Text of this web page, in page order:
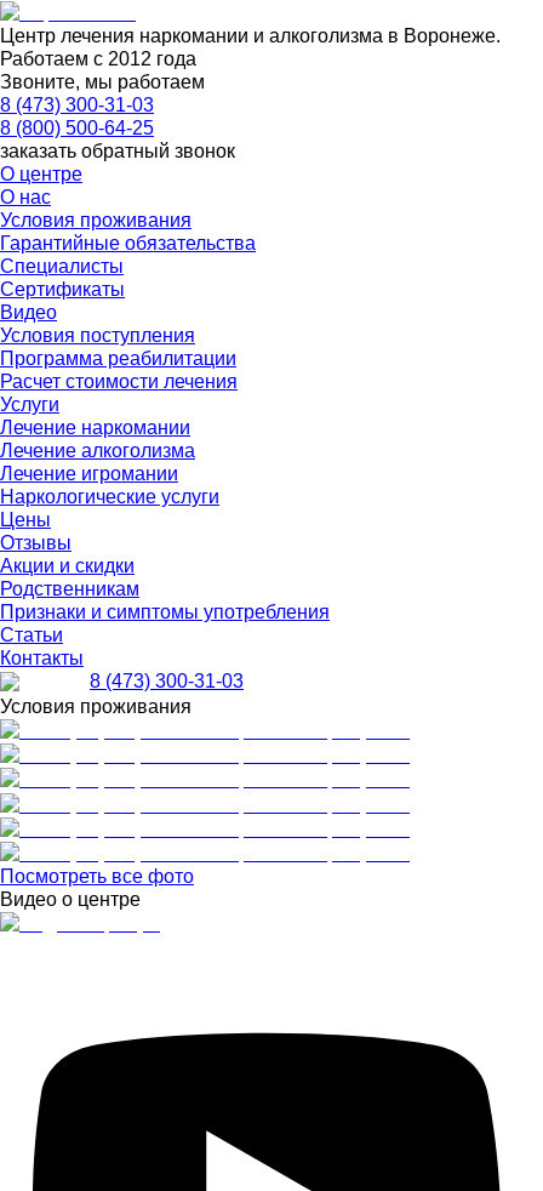
Центр лечения наркомании и алкоголизма в Воронеже.
Работаем с 2012 года
Звоните, мы работаем
8 (473) 300-31-03
8 (800) 500-64-25
заказать обратный звонок
О центре
О нас
Условия проживания
Гарантийные обязательства
Специалисты
Сертификаты
Видео
Условия поступления
Программа реабилитации
Расчет стоимости лечения
Услуги
Лечение наркомании
Лечение алкоголизма
Лечение игромании
Наркологические услуги
Цены
Отзывы
Акции и скидки
Родственникам
Признаки и симптомы употребления
Статьи
Контакты
8 (473) 300-31-03
Условия проживания
Посмотреть все фото
Видео о центре